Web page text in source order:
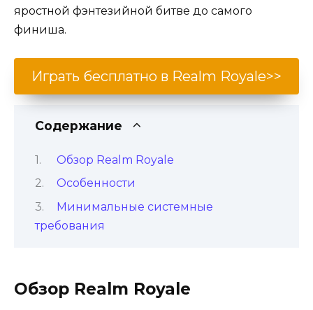
яростной фэнтезийной битве до самого
финиша.
Играть бесплатно в Realm Royale>>
Содержание
Обзор Realm Royale
Особенности
Минимальные системные
требования
Обзор Realm Royale